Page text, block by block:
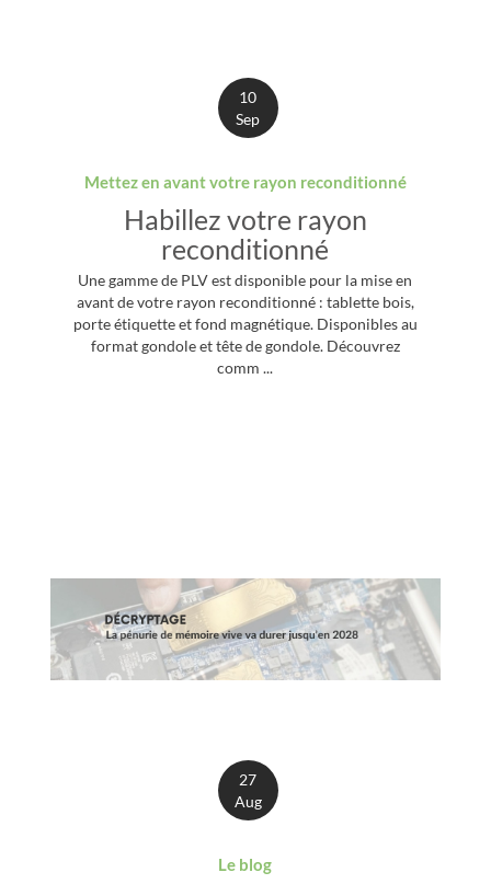
10
Sep
Mettez en avant votre rayon reconditionné
Habillez votre rayon
reconditionné
Une gamme de PLV est disponible pour la mise en
avant de votre rayon reconditionné : tablette bois,
porte étiquette et fond magnétique. Disponibles au
format gondole et tête de gondole. Découvrez
comm ...
27
Aug
Le blog